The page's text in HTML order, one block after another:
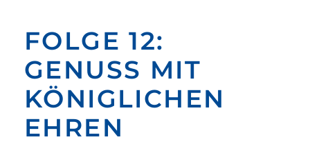
FOLGE 12:
GENUSS MIT
KÖNIGLICHEN
EHREN